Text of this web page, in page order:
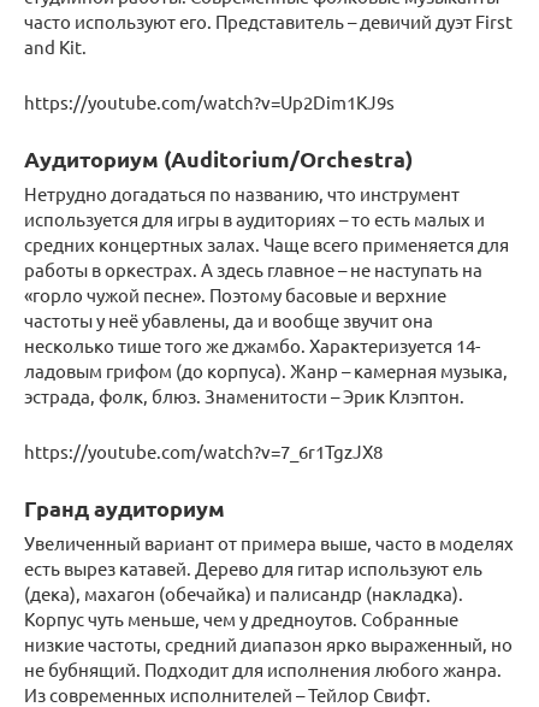
часто используют его. Представитель – девичий дуэт First
and Kit.
https://youtube.com/watch?v=Up2Dim1KJ9s
Аудиториум (Auditorium/Orchestra)
Нетрудно догадаться по названию, что инструмент
используется для игры в аудиториях – то есть малых и
средних концертных залах. Чаще всего применяется для
работы в оркестрах. А здесь главное – не наступать на
«горло чужой песне». Поэтому басовые и верхние
частоты у неё убавлены, да и вообще звучит она
несколько тише того же джамбо. Характеризуется 14-
ладовым грифом (до корпуса). Жанр – камерная музыка,
эстрада, фолк, блюз. Знаменитости – Эрик Клэптон.
https://youtube.com/watch?v=7_6r1TgzJX8
Гранд аудиториум
Увеличенный вариант от примера выше, часто в моделях
есть вырез катавей. Дерево для гитар используют ель
(дека), махагон (обечайка) и палисандр (накладка).
Корпус чуть меньше, чем у дредноутов. Собранные
низкие частоты, средний диапазон ярко выраженный, но
не бубнящий. Подходит для исполнения любого жанра.
Из современных исполнителей – Тейлор Свифт.